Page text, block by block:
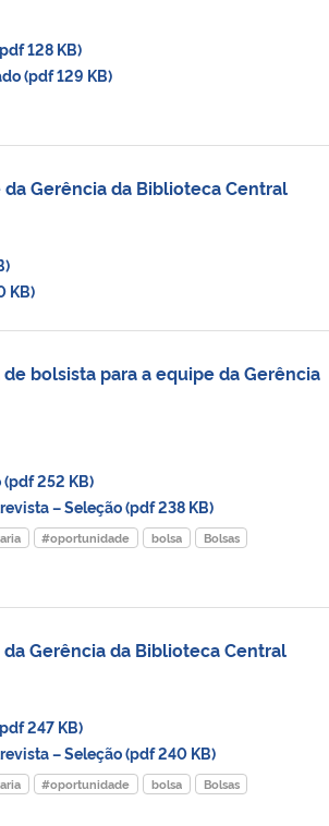
128 KB)
(pdf 129 KB)
Gerência da Biblioteca Central
KB)
bolsista para a equipe da Gerência
252 KB)
– Seleção (pdf 238 KB)
#oportunidade bolsa
Bolsas
Gerência da Biblioteca Central
247 KB)
– Seleção (pdf 240 KB)
#oportunidade bolsa
Bolsas